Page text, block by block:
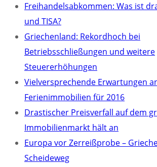
Freihandelsabkommen: Was ist
und TISA?
Griechenland: Rekordhoch bei
Betriebsschließungen und weitere
Steuererhöhungen
Vielversprechende Erwartungen
Ferienimmobilien für 2016
Drastischer Preisverfall auf dem
Immobilienmarkt hält an
Europa vor Zerreißprobe –
Scheideweg